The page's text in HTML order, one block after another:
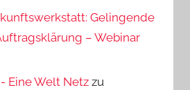
Gelingende
– Webinar
Eine Welt Netz zu